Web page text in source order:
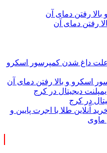
رفتن دمای آن
علت داغ شدن کمپرسور اسکرو
اسکرو و بالا رفتن دمای آن
ایمپلنت دیجیتال در کرج
در کرج
آنلاین طلا با اجرت پایین و
ماوی